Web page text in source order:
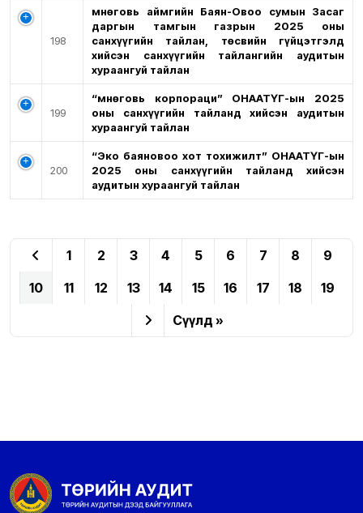
198
Өмнөговь аймгийн Баян-Овоо сумын Засаг
даргын тамгын газрын 2025 оны
санхүүгийн тайлан, төсвийн гүйцэтгэлд
хийсэн санхүүгийн тайлангийн аудитын
хураангуй тайлан
199
“Өмнөговь корпораци” ОНӨААТҮГ-ын 2025
оны санхүүгийн тайланд хийсэн аудитын
хураангуй тайлан
200
“Эко баяновоо хот тохижилт” ОНӨААТҮГ-ын
2025 оны санхүүгийн тайланд хийсэн
аудитын хураангуй тайлан
1 2 3 4 5 6 7 8
9
10
11 12 13 14 15 16 17 18
19
Сүүлд »